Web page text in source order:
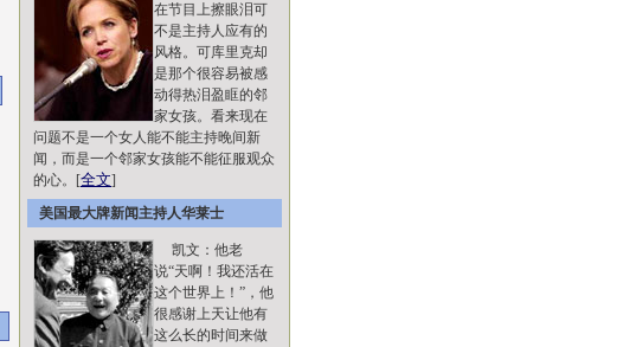
在节目上擦眼泪可
不是主持人应有的
风格。可库里克却
是那个很容易被感
动得热泪盈眶的邻
家女孩。看来现在
问题不是一个女人能不能主持晚间新
闻，而是一个邻家女孩能不能征服观众
的心。[全文]
美国最大牌新闻主持人华莱士
凯文：他老
说“天啊！我还活在
这个世界上！”，他
很感谢上天让他有
这么长的时间来做